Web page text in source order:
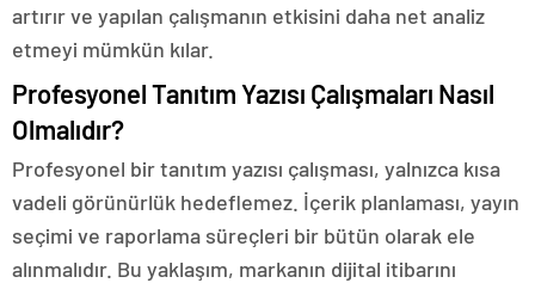
artırır ve yapılan çalışmanın etkisini daha net analiz
etmeyi mümkün kılar.
Profesyonel Tanıtım Yazısı Çalışmaları Nasıl
Olmalıdır?
Profesyonel bir tanıtım yazısı çalışması, yalnızca kısa
vadeli görünürlük hedeflemez. İçerik planlaması, yayın
seçimi ve raporlama süreçleri bir bütün olarak ele
alınmalıdır. Bu yaklaşım, markanın dijital itibarını